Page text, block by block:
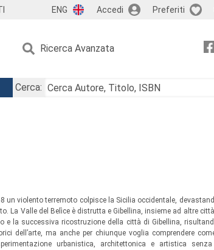
ENG Accedi Preferiti
Ricerca Avanzata
Cerca:
un violento terremoto colpisce la Sicilia occidentale,
La Valle del Belìce è distrutta e Gibellina, insieme ad altre
e la successiva ricostruzione della città di Gibellina,
dell’arte, ma anche per chiunque voglia comprendere
urbanistica, architettonica e artistica senza